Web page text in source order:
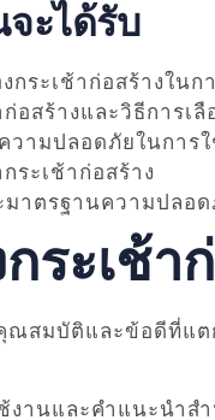
ะได้รับ
ระเช้าก่อสร้างในก
อสร้างและวิธีการเลื
วามปลอดภัยในการ
ระเช้าก่อสร้าง
มาตรฐานความปลอด
ระเช้า
ณสมบัติและข้อดีที่แต